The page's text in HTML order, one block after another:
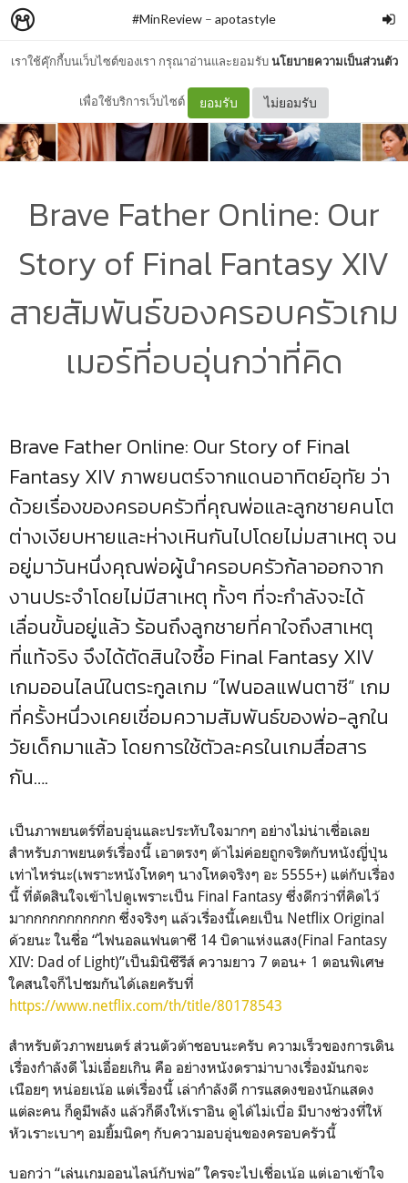
เราใช้คุ๊กกี้บนเว็บไซต์ของเรา กรุณาอ่านและยอมรับนโยบายความเป็นส่วนตัว
เพื่อใช้บริการเว็บไซต์ ยอมรับ ไม่ยอมรับ
#MinReview – apotastyle
Brave Father Online: Our
Story of Final Fantasy XIV
สายสัมพันธ์ของครอบครัวเกม
เมอร์ที่อบอุ่นกว่าที่คิด
Brave Father Online: Our Story of Final
Fantasy XIV ภาพยนตร์จากแดนอาทิตย์อุทัย ว่า
ด้วยเรื่องของครอบครัวที่คุณพ่อและลูกชายคนโต
ต่างเงียบหายและห่างเหินกันไปโดยไม่มสาเหตุ จน
อยู่มาวันหนึ่งคุณพ่อผู้นำครอบครัวก้ลาออกจาก
งานประจำโดยไม่มีสาเหตุ ทั้งๆ ที่จะกำลังจะได้
เลื่อนขั้นอยู่แล้ว ร้อนถึงลูกชายที่คาใจถึงสาเหตุ
ที่แท้จริง จึงได้ตัดสินใจซื้อ Final Fantasy XIV
เกมออนไลน์ในตระกูลเกม “ไฟนอลแฟนตาซี” เกม
ที่ครั้งหนึ่วงเคยเชื่อมความสัมพันธ์ของพ่อ-ลูกใน
วัยเด็กมาแล้ว โดยการใช้ตัวละครในเกมสื่อสาร
กัน….
เป็นภาพยนตร์ที่อบอุ่นและประทับใจมากๆ อย่างไม่น่าเชื่อเลย
สำหรับภาพยนตร์เรื่องนี้ เอาตรงๆ ต้าไม่ค่อยถูกจริตกับหนังญี่ปุ่น
เท่าไหร่นะ(เพราะหนังโหดๆ นางโหดจริงๆ อะ 5555+) แต่กับเรื่อง
นี้ ที่ตัดสินใจเข้าไปดูเพราะเป็น Final Fantasy ซึ่งดีกว่าที่คิดไว้
มากกกกกกกกกกก ซึ่งจริงๆ แล้วเรื่องนี้เคยเป็น Netflix Original
ด้วยนะ ในชื่อ “ไฟนอลแฟนตาซี 14 บิดาแห่งแสง(Final Fantasy
XIV: Dad of Light)”เป็นมินิซีรีส์ ความยาว 7 ตอน+ 1 ตอนพิเศษ
ใคสนใจก็ไปชมกันได้เลยครับที่
https://www.netflix.com/th/title/80178543
สำหรับตัวภาพยนตร์ ส่วนตัวต้าชอบนะครับ ความเร็วของการเดิน
เรื่องกำลังดี ไม่เอื่อยเกิน คือ อย่างหนังดราม่าบางเรื่องมันกจะ
เนือยๆ หน่อยเน้อ แต่เรื่องนี้ เล่ากำลังดี การแสดงของนักแสดง
แต่ละคน ก็ดูมีพลัง แล้วก็ดึงให้เราอิน ดูได้ไม่เบื่อ มีบางช่วงที่ให้
หัวเราะเบาๆ อมยิ้มนิดๆ กับความอบอุ่นของครอบครัวนี้
บอกว่า “เล่นเกมออนไลน์กับพ่อ” ใครจะไปเชื่อเน้อ แต่เอาเข้าใจ